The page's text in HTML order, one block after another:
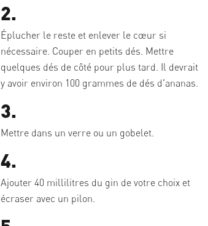
2.
Éplucher le reste et enlever le cœur si
nécessaire. Couper en petits dés. Mettre
quelques dés de côté pour plus tard. Il devrait
y avoir environ 100 grammes de dés d'ananas.
3.
Mettre dans un verre ou un gobelet.
4.
Ajouter 40 millilitres du gin de votre choix et
écraser avec un pilon.